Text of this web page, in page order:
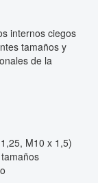
internos ciegos
tamaños y
de la
M10 x 1,5)